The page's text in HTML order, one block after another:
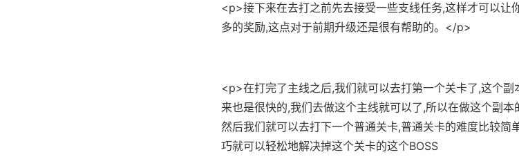
<p>接下来在去打之前先去接受一些支线任务,这样才可以让
多的奖励,这点对于前期升级还是很有帮助的。</p>
<p>在打完了主线之后,我们就可以去打第一个关卡了,这个
来也是很快的,我们去做这个主线就可以了,所以在做这个副
然后我们就可以去打下一个普通关卡,普通关卡的难度比较简
巧就可以轻松地解决掉这个关卡的这个BOSS